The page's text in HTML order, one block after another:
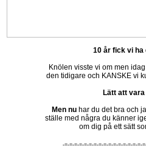
10 år fick vi ha
Knölen visste vi om men
den tidigare och KANSKE vi
Lätt att
Men nu har du det bra och
ställe med några du känner
om dig på ett sätt
-=-=-=-=-=-=-=-=-=-=-=-=-=-=-=-=-